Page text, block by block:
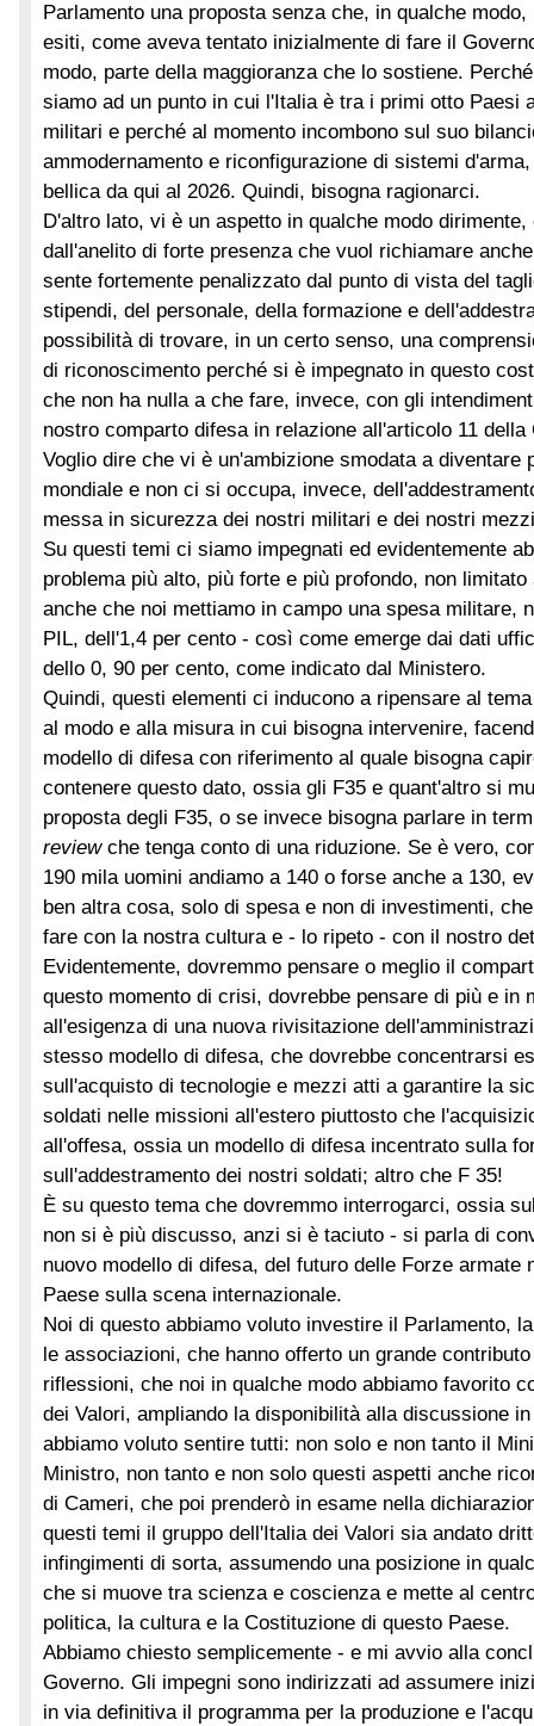
Parlamento una proposta senza che, in qualche
esiti, come aveva tentato inizialmente di fare il
modo, parte della maggioranza che lo sostiene.
siamo ad un punto in cui l'Italia è tra i primi otto Paesi
militari e perché al momento incombono sul suo
ammodernamento e riconfigurazione di sistemi
bellica da qui al 2026. Quindi, bisogna ragionarci.
D'altro lato, vi è un aspetto in qualche modo
dall'anelito di forte presenza che vuol richiamare
sente fortemente penalizzato dal punto di vista del
stipendi, del personale, della formazione e
possibilità di trovare, in un certo senso, una
di riconoscimento perché si è impegnato in questo
che non ha nulla a che fare, invece, con gli
nostro comparto difesa in relazione all'articolo 11
Voglio dire che vi è un'ambizione smodata a diventare
mondiale e non ci si occupa, invece,
messa in sicurezza dei nostri militari e dei nostri
Su questi temi ci siamo impegnati ed evidentemente
problema più alto, più forte e più profondo, non
anche che noi mettiamo in campo una spesa militare,
PIL, dell'1,4 per cento - così come emerge dai dati
dello 0, 90 per cento, come indicato dal Ministero.
Quindi, questi elementi ci inducono a ripensare al
al modo e alla misura in cui bisogna intervenire,
modello di difesa con riferimento al quale bisogna
contenere questo dato, ossia gli F35 e quant'altro si
proposta degli F35, o se invece bisogna parlare in
reviewche tenga conto di una riduzione. Se è vero,
190 mila uomini andiamo a 140 o forse anche a 130,
ben altra cosa, solo di spesa e non di investimenti,
fare con la nostra cultura e - lo ripeto - con il nostro
Evidentemente, dovremmo pensare o meglio il
questo momento di crisi, dovrebbe pensare di più e in
all'esigenza di una nuova rivisitazione
stesso modello di difesa, che dovrebbe concentrarsi
sull'acquisto di tecnologie e mezzi atti a garantire la
soldati nelle missioni all'estero piuttosto che
all'offesa, ossia un modello di difesa incentrato sulla
sull'addestramento dei nostri soldati; altro che F 35!
È su questo tema che dovremmo interrogarci, ossia
non si è più discusso, anzi si è taciuto - si parla di
nuovo modello di difesa, del futuro delle Forze armate
Paese sulla scena internazionale.
Noi di questo abbiamo voluto investire il Parlamento,
le associazioni, che hanno offerto un grande
riflessioni, che noi in qualche modo abbiamo favorito
dei Valori, ampliando la disponibilità alla discussione
abbiamo voluto sentire tutti: non solo e non tanto il
Ministro, non tanto e non solo questi aspetti anche
di Cameri, che poi prenderò in esame nella
questi temi il gruppo dell'Italia dei Valori sia andato
infingimenti di sorta, assumendo una posizione in
che si muove tra scienza e coscienza e mette al
politica, la cultura e la Costituzione di questo Paese.
Abbiamo chiesto semplicemente - e mi avvio alla
Governo. Gli impegni sono indirizzati ad assumere
in via definitiva il programma per la produzione e